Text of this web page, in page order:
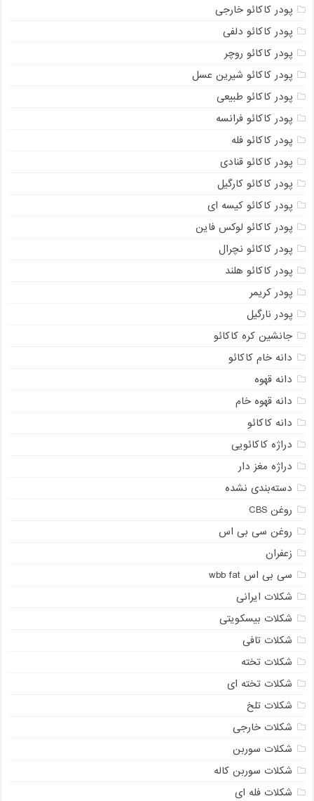
پودر کاکائو خارجی
پودر کاکائو دلفی
پودر کاکائو روچر
پودر کاکائو شیرین عسل
پودر کاکائو طبیعی
پودر کاکائو فرانسه
پودر کاکائو فله
پودر کاکائو قنادی
پودر کاکائو کارگیل
پودر کاکائو کیسه ای
پودر کاکائو لوکس فاین
پودر کاکائو نچرال
پودر کاکائو هلند
پودر کریمر
پودر نارگیل
جانشین کره کاکائو
دانه خام کاکائو
دانه قهوه
دانه قهوه خام
دانه کاکائو
دراژه کاکائویی
دراژه مغز دار
دسته‌بندی نشده
روغن CBS
روغن سی بی اس
زعفران
سی بی اس wbb fat
شکلات ایرانی
شکلات بیسکویتی
شکلات تافی
شکلات تخته
شکلات تخته ای
شکلات تلخ
شکلات خارجی
شکلات سوربن
شکلات سوربن کاله
شکلات فله ای